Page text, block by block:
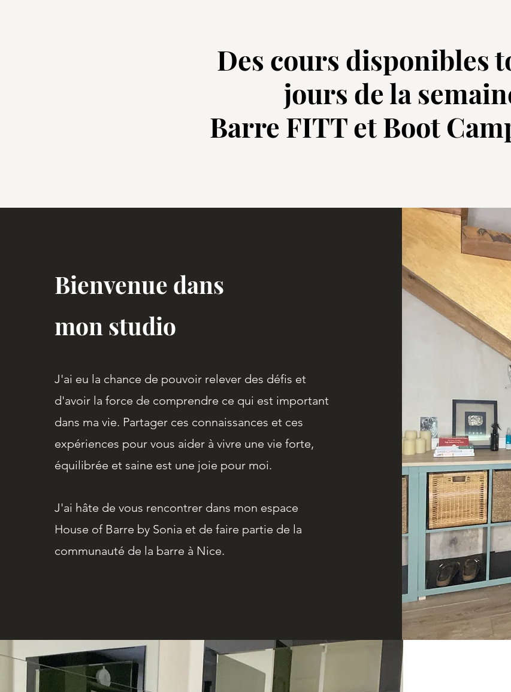
Des cours disponibles
jours de la
Barre FITT et Boot
Bienvenue dans
mon studio
J'ai eu la chance de pouvoir relever des défis et
d'avoir la force de comprendre ce qui est important
dans ma vie. Partager ces connaissances et ces
expériences pour vous aider à vivre une vie forte,
équilibrée et saine est une joie pour moi.
J'ai hâte de vous rencontrer dans mon espace
House of Barre by Sonia et de faire partie de la
communauté de la barre à Nice.